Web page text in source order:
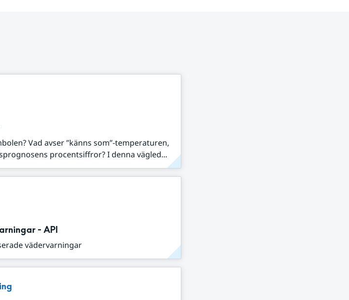
Vad avser ”känns som”-temperaturen,
procentsiffror? I denna vägled...
- API
vädervarningar